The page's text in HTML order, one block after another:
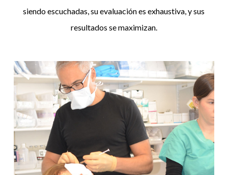
siendo escuchadas, su evaluación es exhaustiva, y sus
resultados se maximizan.